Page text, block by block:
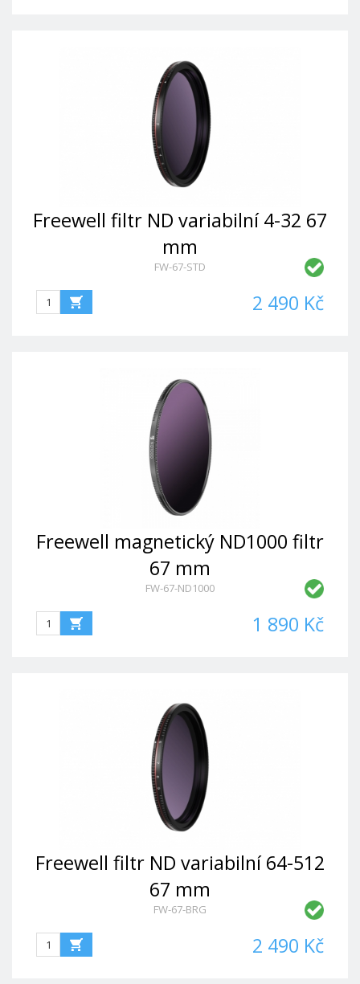
Freewell filtr ND variabilní 4-32 67
mm
FW-67-STD
2 490 Kč
Freewell magnetický ND1000 filtr
67 mm
FW-67-ND1000
1 890 Kč
Freewell filtr ND variabilní 64-512
67 mm
FW-67-BRG
2 490 Kč